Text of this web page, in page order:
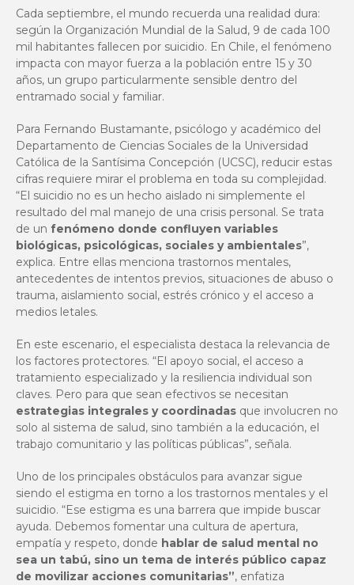
Cada septiembre, el mundo recuerda una realidad dura:
según la Organización Mundial de la Salud, 9 de cada 100
mil habitantes fallecen por suicidio. En Chile, el fenómeno
impacta con mayor fuerza a la población entre 15 y 30
años, un grupo particularmente sensible dentro del
entramado social y familiar.
Para Fernando Bustamante, psicólogo y académico del
Departamento de Ciencias Sociales de la Universidad
Católica de la Santísima Concepción (UCSC), reducir estas
cifras requiere mirar el problema en toda su complejidad.
“El suicidio no es un hecho aislado ni simplemente el
resultado del mal manejo de una crisis personal. Se trata
de un fenómeno donde confluyen variables
biológicas, psicológicas, sociales y ambientales”,
explica. Entre ellas menciona trastornos mentales,
antecedentes de intentos previos, situaciones de abuso o
trauma, aislamiento social, estrés crónico y el acceso a
medios letales.
En este escenario, el especialista destaca la relevancia de
los factores protectores. “El apoyo social, el acceso a
tratamiento especializado y la resiliencia individual son
claves. Pero para que sean efectivos se necesitan
estrategias integrales y coordinadas que involucren no
solo al sistema de salud, sino también a la educación, el
trabajo comunitario y las políticas públicas”, señala.
Uno de los principales obstáculos para avanzar sigue
siendo el estigma en torno a los trastornos mentales y el
suicidio. “Ese estigma es una barrera que impide buscar
ayuda. Debemos fomentar una cultura de apertura,
empatía y respeto, donde hablar de salud mental no
sea un tabú, sino un tema de interés público capaz
de movilizar acciones comunitarias”, enfatiza